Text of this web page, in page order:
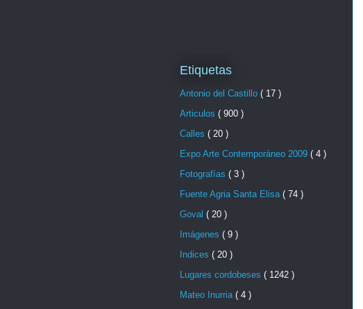
Etiquetas
Antonio del Castillo ( 17 )
Articulos ( 900 )
Calles ( 20 )
Expo Arte Contemporáneo 2009 ( 4 )
Fotografías ( 3 )
Fuente Agria Santa Elisa ( 74 )
Goval ( 20 )
Imágenes ( 9 )
Indices ( 20 )
Lugares cordobeses ( 1242 )
Mateo Inurria ( 4 )